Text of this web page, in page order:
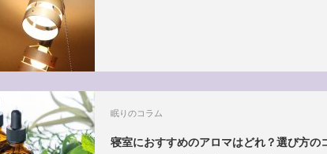
眠りのコラム
寝室におすすめのアロマはどれ？選び方の